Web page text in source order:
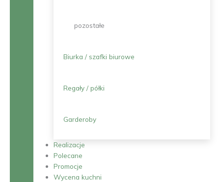
pozostałe
Biurka / szafki biurowe
Regały / półki
Garderoby
Realizacje
Polecane
Promocje
Wycena kuchni